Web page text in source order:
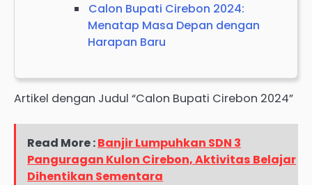
Calon Bupati Cirebon 2024:
Menatap Masa Depan dengan
Harapan Baru
Artikel dengan Judul “Calon Bupati Cirebon 2024”
Read More :Banjir Lumpuhkan SDN 3
Panguragan Kulon Cirebon, Aktivitas Belajar
Dihentikan Sementara